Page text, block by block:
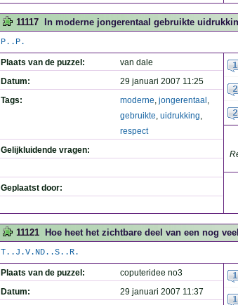
11117 In moderne jongerentaal gebruikte
P..P.
Plaats van de puzzel:
van dale
Datum:
29 januari 2007 11:25
Tags:
moderne, jongerentaal ,
gebruikte, uidrukking,
respect
Gelijkluidende vragen:
Geplaatst door:
11121 Hoe heet het zichtbare deel van een nog
T..J.V.ND..S..R.
Plaats van de puzzel:
coputeridee no3
Datum:
29 januari 2007 11:37